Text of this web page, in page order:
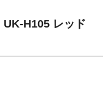
UK-H105 レッド